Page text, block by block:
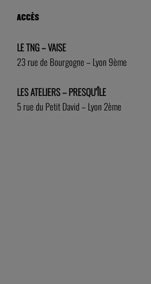
ACCÈS
LE TNG – VAISE
23 rue de Bourgogne – Lyon 9ème
LES ATELIERS – PRESQU’ÎLE
5 rue du Petit David – Lyon 2ème